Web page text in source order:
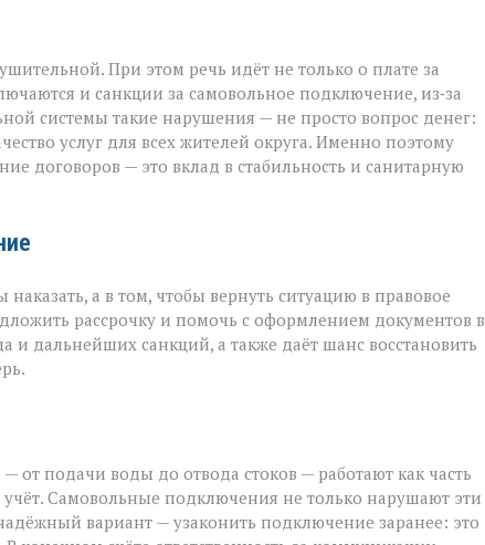
При этом речь идёт не только о плате за
и санкции за самовольное подключение, из‑за
системы такие нарушения — не просто вопрос денег:
услуг для всех жителей округа. Именно поэтому
договоров — это вклад в стабильность и санитарную
а в том, чтобы вернуть ситуацию в правовое
рассрочку и помочь с оформлением документов в
дальнейших санкций, а также даёт шанс восстановить
подачи воды до отвода стоков — работают как часть
Самовольные подключения не только нарушают эти
вариант — узаконить подключение заранее: это